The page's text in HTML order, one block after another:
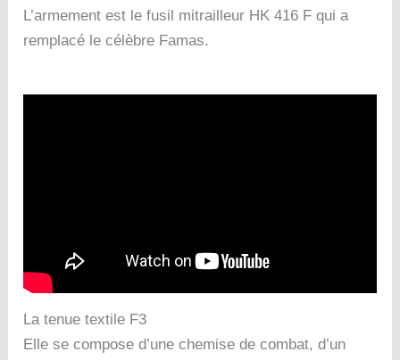
L’armement est le fusil mitrailleur HK 416 F qui a
remplacé le célèbre Famas.
La tenue textile F3
Elle se compose d’une chemise de combat, d’un